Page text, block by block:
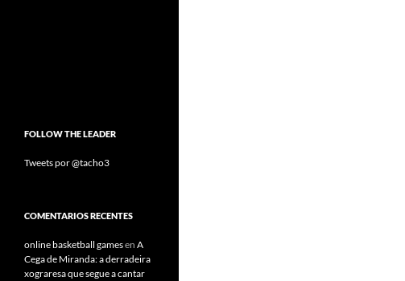
FOLLOW THE LEADER
Tweets por @tacho3
COMENTARIOS RECENTES
online basketball gamesen A
Cega de Miranda: a derradeira
xograresa que segue a cantar